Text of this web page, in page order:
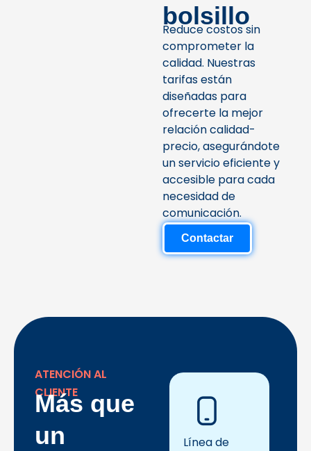
bolsillo
Reduce costos sin
comprometer la
calidad. Nuestras
tarifas están
diseñadas para
ofrecerte la mejor
relación calidad-
precio, asegurándote
un servicio eficiente y
accesible para cada
necesidad de
comunicación.
Contactar
ATENCIÓN AL
CLIENTE
Más que
un
Línea de